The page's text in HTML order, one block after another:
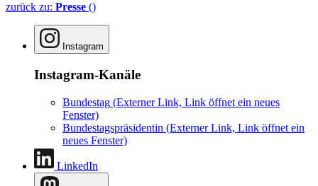
zurück zu: Presse ()
Instagram
Instagram-Kanäle
Bundestag (Externer Link, Link öffnet ein neues
Fenster)
Bundestagspräsidentin (Externer Link, Link öffnet ein
neues Fenster)
LinkedIn